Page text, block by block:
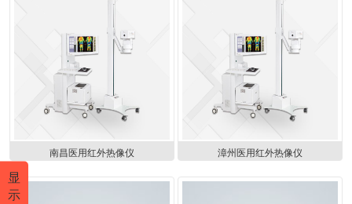
南昌医用红外热像仪 漳州医用红外热像仪
显
示